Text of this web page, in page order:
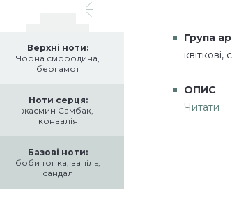
Верхні ноти:
Чорна смородина,
бергамот
Ноти серця:
жасмин Самбак,
конвалія
Базові ноти:
боби тонка, ваніль,
сандал
Група
квіткові,
ОПИС
Читати